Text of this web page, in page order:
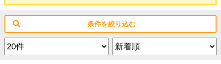
条件を絞り込む